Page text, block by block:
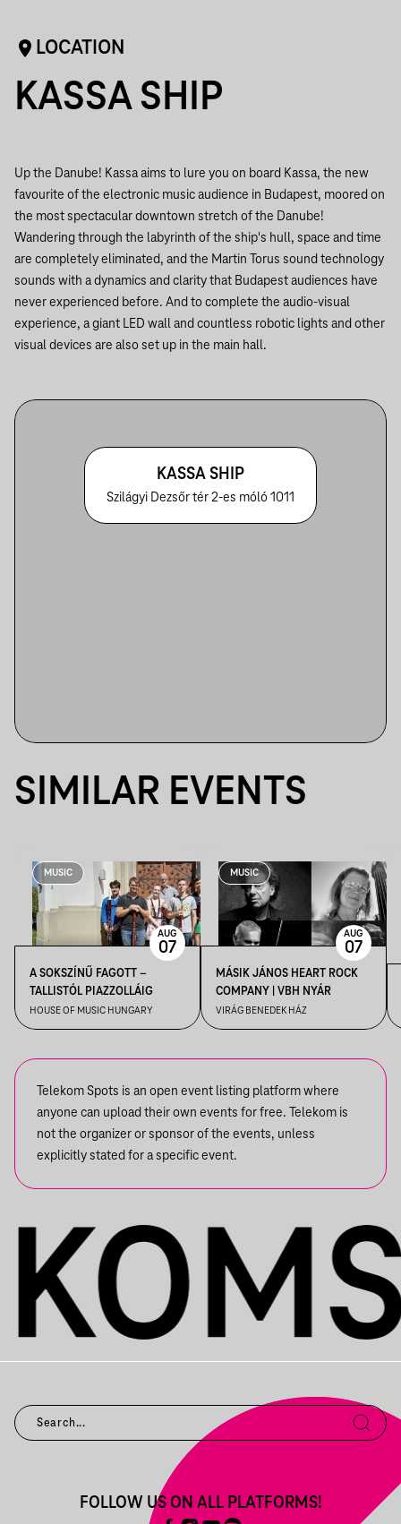
LOCATION
KASSA SHIP
Up the Danube! Kassa aims to lure you on board Kassa, the new
favourite of the electronic music audience in Budapest, moored on
the most spectacular downtown stretch of the Danube!
Wandering through the labyrinth of the ship's hull, space and time
are completely eliminated, and the Martin Torus sound technology
sounds with a dynamics and clarity that Budapest audiences have
never experienced before. And to complete the audio-visual
experience, a giant LED wall and countless robotic lights and other
visual devices are also set up in the main hall.
KASSA SHIP
Szilágyi Dezsőr tér 2-es móló 1011
SIMILAR EVENTS
MUSIC
A SOKSZÍNŰ FAGOTT –
TALLISTÓL PIAZZOLLÁIG
HOUSE OF MUSIC HUNGARY
AUG
07
MUSIC
MÁSIK JÁNOS HEART ROCK
COMPANY | VBH NYÁR
VIRÁG BENEDEK HÁZ
AUG
07
Telekom Spots is an open event listing platform where
anyone can upload their own events for free. Telekom is
not the organizer or sponsor of the events, unless
explicitly stated for a specific event.
FOLLOW US ON ALL PLATFORMS!